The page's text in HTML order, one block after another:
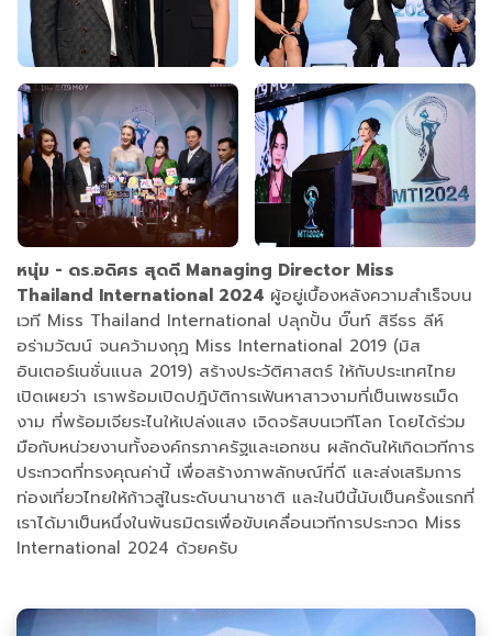
หนุ่ม - ดร.อดิศร สุดดี Managing Director Miss
Thailand International 2024 ผู้อยู่เบื้องหลังความสำเร็จบน
เวที Miss Thailand International ปลุกปั้น บิ๊นท์ สิรีธร ลีห์
อร่ามวัฒน์ จนคว้ามงกุฎ Miss International 2019 (มิส
อินเตอร์เนชั่นแนล 2019) สร้างประวัติศาสตร์ ให้กับประเทศไทย
เปิดเผยว่า เราพร้อมเปิดปฎิบัติการเฟ้นหาสาวงามที่เป็นเพชรเม็ด
งาม ที่พร้อมเจียระไนให้เปล่งแสง เจิดจรัสบนเวทีโลก โดยได้ร่วม
มือกับหน่วยงานทั้งองค์กรภาครัฐและเอกชน ผลักดันให้เกิดเวทีการ
ประกวดที่ทรงคุณค่านี้ เพื่อสร้างภาพลักษณ์ที่ดี และส่งเสริมการ
ท่องเที่ยวไทยให้ก้าวสู่ในระดับนานาชาติ และในปีนี้นับเป็นครั้งแรกที่
เราได้มาเป็นหนึ่งในพันธมิตรเพื่อขับเคลื่อนเวทีการประกวด Miss
International 2024 ด้วยครับ